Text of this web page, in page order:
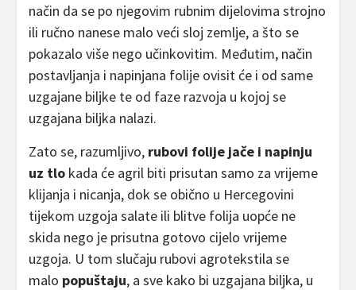
način da se po njegovim rubnim dijelovima strojno
ili ručno nanese malo veći sloj zemlje, a što se
pokazalo više nego učinkovitim. Međutim, način
postavljanja i napinjana folije ovisit će i od same
uzgajane biljke te od faze razvoja u kojoj se
uzgajana biljka nalazi.
Zato se, razumljivo, rubovi folije jače i napinju
uz tlo kada će agril biti prisutan samo za vrijeme
klijanja i nicanja, dok se obično u Hercegovini
tijekom uzgoja salate ili blitve folija uopće ne
skida nego je prisutna gotovo cijelo vrijeme
uzgoja. U tom slučaju rubovi agrotekstila se
malo popuštaju, a sve kako bi uzgajana biljka, u